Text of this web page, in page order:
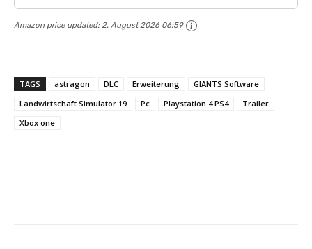
Amazon price updated:2. August 2026 06:59
TAGS astragon DLC Erweiterung
GIANTS Software
Landwirtschaft Simulator 19
Pc Playstation 4 PS4
Trailer
Xbox one